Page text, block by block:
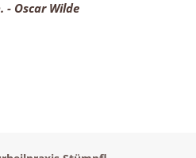
- Oscar Wilde